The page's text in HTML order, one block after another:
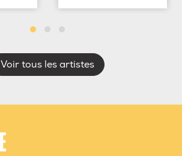
Voir tous les artistes